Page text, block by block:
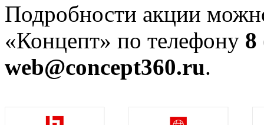
Подробности акции
«Концепт» по телефону 8
web@concept360.ru.